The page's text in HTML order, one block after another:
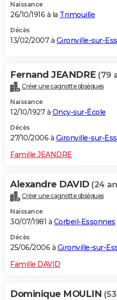
Naissance
26/10/1916 à la Trimouille
Décès
13/02/2007 à Gironville-sur-
Fernand JEANDRE (79
Créer une cagnotte obsèques
Naissance
12/10/1927 à Oncy-sur-École
Décès
27/10/2006 à Gironville-sur-
Famille JEANDRE
Alexandre DAVID (24
Créer une cagnotte obsèques
Naissance
30/07/1981 à Corbeil-Essonnes
Décès
25/06/2006 à Gironville-sur-
Famille DAVID
Dominique MOULIN